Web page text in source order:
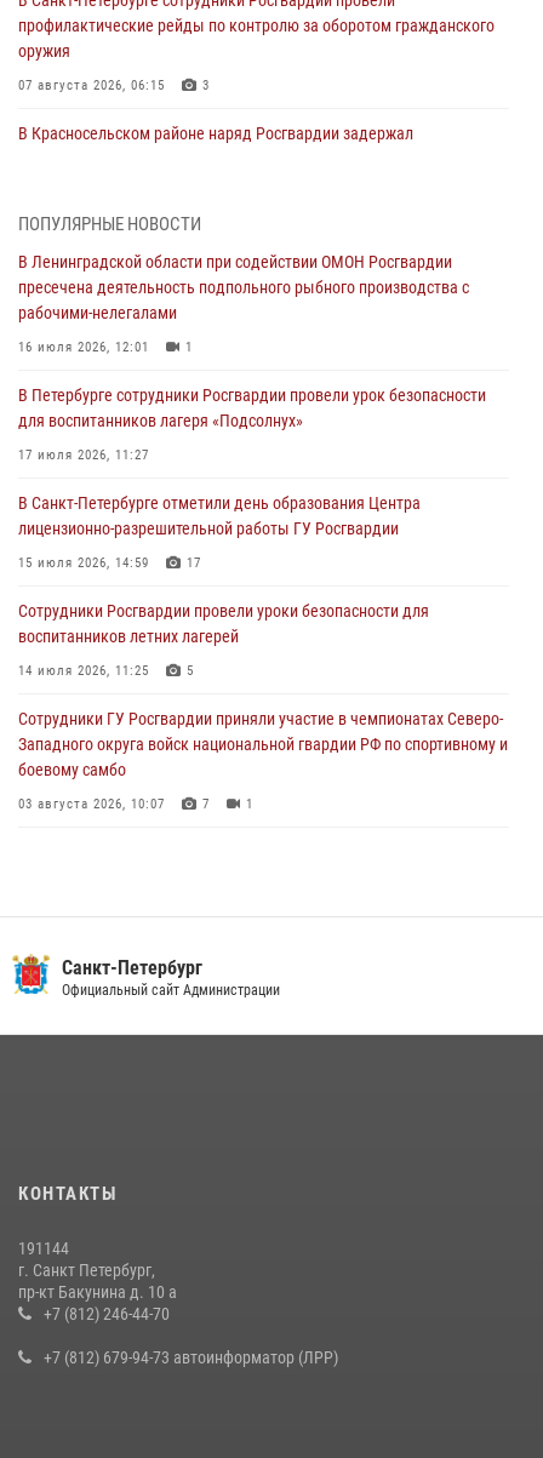
профилактические рейды по контролю за оборотом гражданского
оружия
07 августа 2026, 06:15 3
В Красносельском районе наряд Росгвардии задержал
06 августа 2026, 13:39 1
В Центральном районе росгвардейцы оперативно задержали
хулигана, стрелявшего из пускового устройства рядом с жилыми
домами
06 августа 2026, 11:36
Сотрудники и военнослужащие Росгвардии обеспечили
правопорядок при проведении матча "Зенит" - "Балтика"
06 августа 2026, 07:30
В Выборгском районе наряд Росгвардии обнаружил
разыскиваемый преступный автотранспорт
05 августа 2026, 12:25 2
Петербургские росгвардейцы обнаружили объявленный в розыск
автомобиль, ранее использовавшийся при совершении кражи в
Ленобласти
ПОПУЛЯРНЫЕ НОВОСТИ
В Ленинградской области при содействии ОМОН Росгвардии
пресечена деятельность подпольного рыбного производства с
рабочими-нелегалами
16 июля 2026, 12:01 1
В Петербурге сотрудники Росгвардии провели урок безопасности
для воспитанников лагеря «Подсолнух»
17 июля 2026, 11:27
В Санкт-Петербурге отметили день образования Центра
лицензионно-разрешительной работы ГУ Росгвардии
15 июля 2026, 14:59 17
Сотрудники Росгвардии провели уроки безопасности для
воспитанников летних лагерей
14 июля 2026, 11:25 5
Сотрудники ГУ Росгвардии приняли участие в чемпионатах Северо-
Западного округа войск национальной гвардии РФ по спортивному и
боевому самбо
03 августа 2026, 10:07 7 1
В Красногвардейском районе росгвардейцы задержали хулигана,
угрожавшего мужчине пневматическим пистолетом
на III Международном петербургском цифровом форуме
В Ленобласти сотрудники Росгвардии провели встречу с
воспитанниками детского клуба «Умные каникулы»
Санкт-Петербург
Официальный сайт Администрации
КОНТАКТЫ
191144
г. Санкт Петербург,
пр-кт Бакунина д. 10 а
+7 (812) 246-44-70
+7 (812) 679-94-73 автоинформатор (ЛРР)